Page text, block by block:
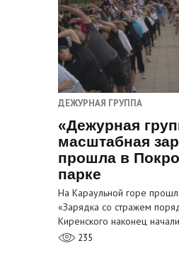
ДЕЖУРНАЯ ГРУППА
«Дежурная
масштабная
прошла в
парке
На Караульной горе
«Зарядка со стражем
Киренского наконец
235